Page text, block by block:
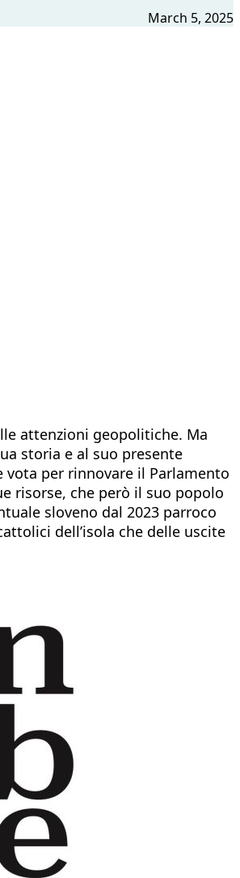
March 5, 2025
attenzioni geopolitiche. Ma
storia e al suo presente
vota per rinnovare il Parlamento
risorse, che però il suo popolo
sloveno dal 2023 parroco
dell’isola che delle uscite